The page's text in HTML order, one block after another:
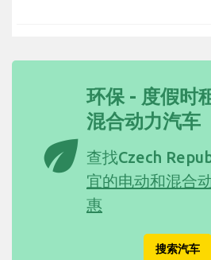
eco
环保 - 度假时
混合动力汽车
查找Czech
宜的电动和混合
惠
搜索汽车